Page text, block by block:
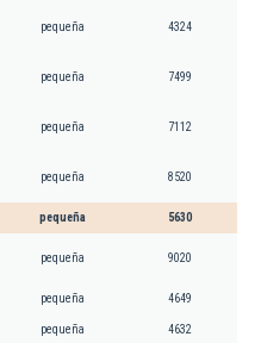
pequeña 4324
pequeña 7499
pequeña 7112
pequeña 8520
pequeña 5630
pequeña 9020
pequeña 4649
pequeña 4632